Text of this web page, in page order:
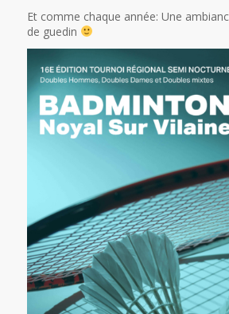
Et comme chaque année: Une
de guedin